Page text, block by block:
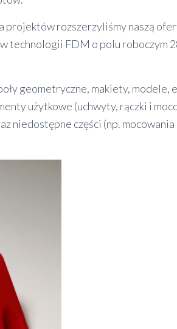
rozszerzyliśmy naszą
technologii FDM o polu roboczym
geometryczne, makiety, modele,
użytkowe (uchwyty, rączki i
niedostępne części (np. mocowania